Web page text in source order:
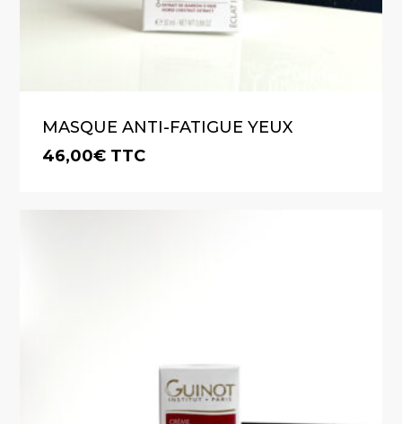
MASQUE ANTI-FATIGUE YEUX
46,00€ TTC